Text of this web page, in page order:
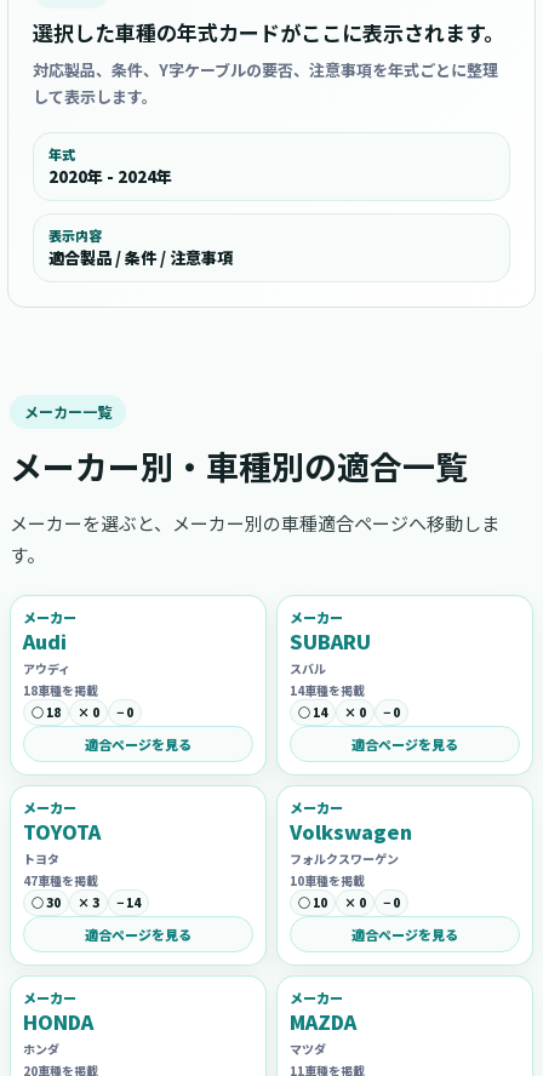
選択した車種の年式カードがここに表示されます。
対応製品、条件、Y字ケーブルの要否、注意事項を年式ごとに整理
して表示します。
年式
2020年 - 2024年
表示内容
適合製品 / 条件 / 注意事項
メーカー一覧
メーカー別・車種別の適合一覧
メーカーを選ぶと、メーカー別の車種適合ページへ移動しま
す。
メーカー
Audi
アウディ
18車種を掲載
○ 18
× 0 − 0
適合ページを見る
メーカー
SUBARU
スバル
14車種を掲載
○ 14
× 0 − 0
適合ページを見る
メーカー
TOYOTA
トヨタ
47車種を掲載
○ 30
× 3 − 14
適合ページを見る
メーカー
Volkswagen
フォルクスワーゲン
10車種を掲載
○ 10
× 0 − 0
適合ページを見る
メーカー
HONDA
ホンダ
20車種を掲載
メーカー
MAZDA
マツダ
11車種を掲載